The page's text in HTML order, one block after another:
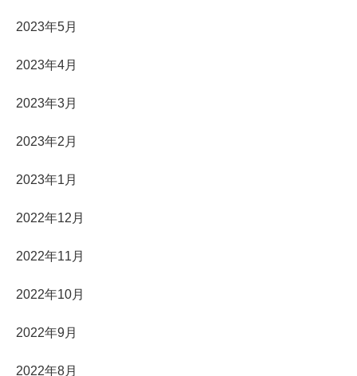
2023年5月
2023年4月
2023年3月
2023年2月
2023年1月
2022年12月
2022年11月
2022年10月
2022年9月
2022年8月